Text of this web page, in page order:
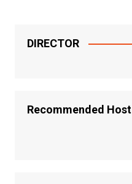
DIRECTOR
Recommended Host